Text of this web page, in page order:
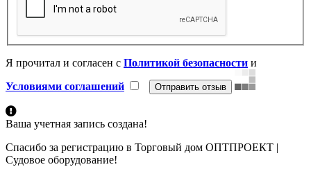
Я прочитал и согласен с Политикой безопасности и
Условиями соглашений
Ваша учетная запись создана!
Спасибо за регистрацию в Торговый дом ОПТПРОЕКТ |
Судовое оборудование!